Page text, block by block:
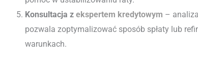
Konsultacja zekspertem kredytowym –
pozwala zoptymalizować sposób spłaty lub
warunkach.